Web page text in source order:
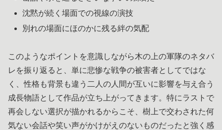
沈黙が続く場面での視線の演技
別れの場面にほのかに残る絆の気配
このようなポイントを意識しながら木の上の軍隊のネタバ
レを振り返ると、単に悲惨な戦争の被害者としてではな
く、性格も背景も違う二人の人間が互いに影響を与え合う
成長物語として作品が立ち上がってきます。特にラストで
再会しない選択が描かれるからこそ、樹上で交わされた何
気ない会話や笑い声がかけがえのないものだったと強く感